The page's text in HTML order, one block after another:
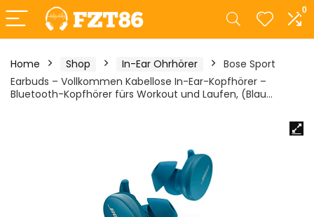
0
Home Shop In-Ear Ohrhörer
Bose Sport
Earbuds – Vollkommen Kabellose In-Ear-Kopfhörer –
Bluetooth-Kopfhörer fürs Workout und Laufen, (Blau…